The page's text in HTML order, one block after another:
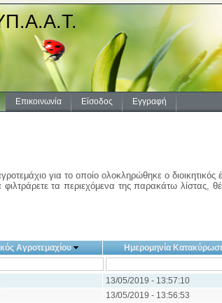
ΥΠ.Α.Α.Τ.
Επικοινωνία Είσοδος
Εγγραφή
για το οποίο ολοκληρώθηκε ο
τα περιεχόμενα της παρακάτω λίστας,
Αγροτεμαχίου Ημερομηνία
13/05/2019 - 13:57:10
13/05/2019 - 13:56:53